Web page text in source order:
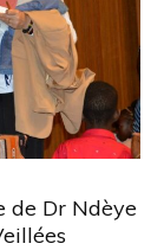
de Dr Ndèye